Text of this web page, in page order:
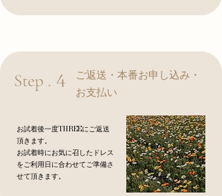
Step . 4
ご返送・本番お申し込み・
お支払い
お試着後一度THREEにご返送
頂きます。
お試着時にお気に召したドレス
をご利用日に合わせてご準備さ
せて頂きます。